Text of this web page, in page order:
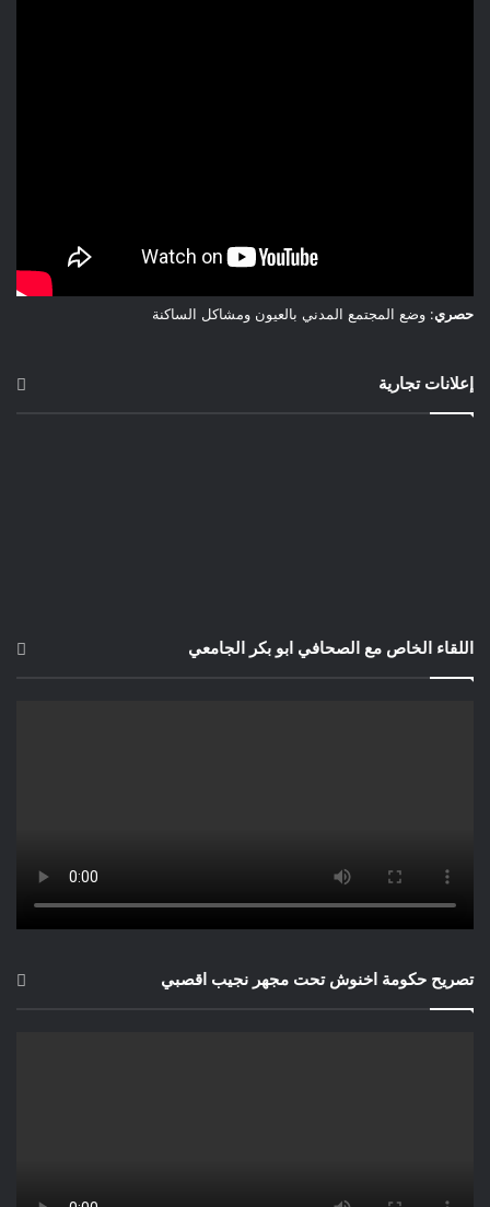
حصري: وضع المجتمع المدني بالعيون ومشاكل الساكنة
إعلانات تجارية
اللقاء الخاص مع الصحافي ابو بكر الجامعي
تصريح حكومة اخنوش تحت مجهر نجيب اقصبي